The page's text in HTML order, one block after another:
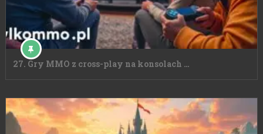
27. Gry MMO z cross-play na konsolach …